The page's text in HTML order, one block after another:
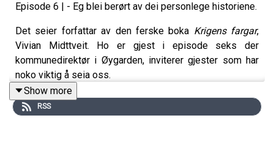
Episode 6 | - Eg blei berørt av dei personlege historiene.
Det seier forfattar av den ferske boka Krigens fargar,
Vivian Midttveit. Ho er gjest i episode seks der
kommunedirektør i Øygarden, inviterer gjester som har
noko viktig å seia oss.
I boka skildrar Midttveit enkelthistorier frå
Telavågtragedien under andre verdskrigen. Ei heil bygd
Show more
RSS